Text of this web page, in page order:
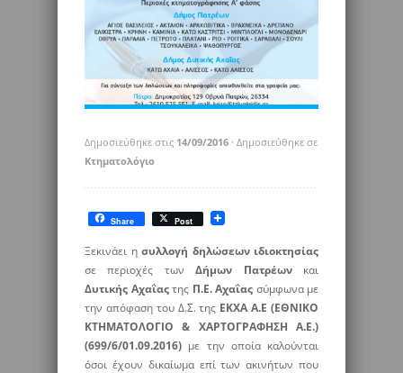
Δημοσιεύθηκε στις 14/09/2016 · Δημοσιεύθηκε σε
Κτηματολόγιο
Share Post
Ξεκινάει η συλλογή δηλώσεων ιδιοκτησίας
σε περιοχές τωνΔήμων Πατρέωνκαι
Δυτικής Αχαΐαςτης Π.Ε. Αχαΐας σύμφωνα με
την απόφαση του Δ.Σ. της ΕΚΧΑ Α.Ε (ΕΘΝΙΚΟ
ΚΤΗΜΑΤΟΛΟΓΙΟ & ΧΑΡΤΟΓΡΑΦΗΣΗ Α.Ε.)
(699/6/01.09.2016) με την οποία καλούνται
όσοι έχουν δικαίωμα επί των ακινήτων που